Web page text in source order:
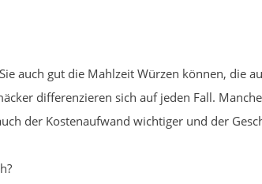
auch gut die Mahlzeit Würzen können, die
differenzieren sich auf jeden Fall.
der Kostenaufwand wichtiger und der